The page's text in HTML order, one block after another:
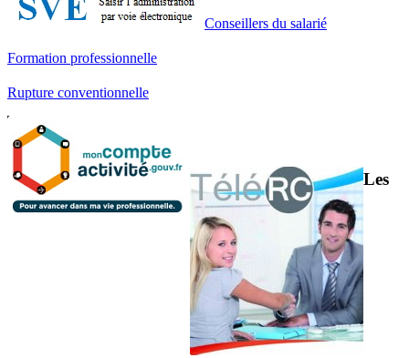
Conseillers du salarié
Formation professionnelle
Rupture conventionnelle
Les